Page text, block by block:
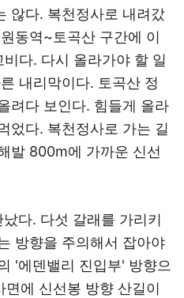
않다. 복천정사로 내려갔
동역~토곡산 구간에 이
다. 다시 올라가야 할 일
내리막이다. 토곡산 정
려다 보인다. 힘들게 올라
었다. 복천정사로 가는 길
발 800m에 가까운 신선
다. 다섯 갈래를 가리키
방향을 주의해서 잡아야
'에덴밸리 진입부' 방향으
에 신선봉 방향 산길이